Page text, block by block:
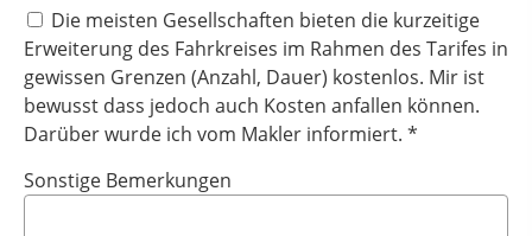
Die meisten Gesellschaften bieten die kurzeitige
Erweiterung des Fahrkreises im Rahmen des Tarifes in
gewissen Grenzen (Anzahl, Dauer) kostenlos. Mir ist
bewusst dass jedoch auch Kosten anfallen können.
Darüber wurde ich vom Makler informiert. *
Sonstige Bemerkungen